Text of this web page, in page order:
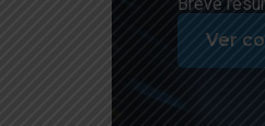
Ver